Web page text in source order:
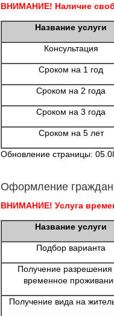
ВНИМАНИЕ! Наличие
Название услуги
Консультация
Сроком на 1 год
Сроком на 2 года
Сроком на 3 года
Сроком на 5 лет
Обновление страницы:
Оформление
ВНИМАНИЕ! Услуга
Название услуги
Подбор варианта
Получение разрешения
временное
Получение вида на